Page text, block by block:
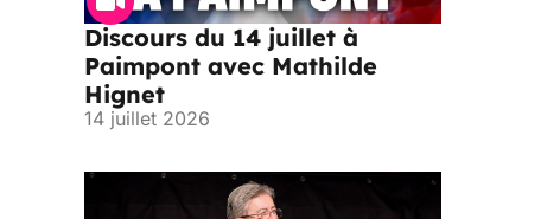
Discours du 14 juillet à
Paimpont avec Mathilde
Hignet
14 juillet 2026